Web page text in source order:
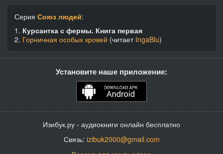
Серия Союз людей:
1. Курсантка с фермы. Книга первая
2. Горничная особых кровей (читает IngaBlu)
Установите наше приложение:
Изибук.ру - аудиокниги онлайн бесплатно
Связь: izibuk2000@gmail.com